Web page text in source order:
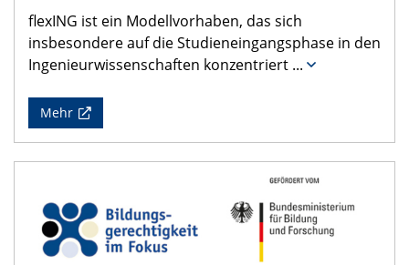
flexING ist ein Modellvorhaben, das sich
insbesondere auf die Studieneingangsphase in den
Ingenieurwissenschaften konzentriert ...
Mehr